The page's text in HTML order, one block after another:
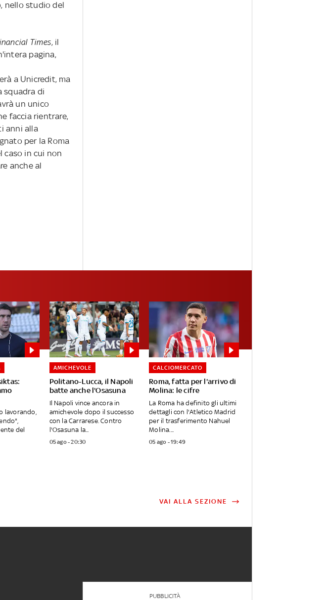
nello studio del
Times, il
pagina,
a Unicredit, ma
squadra di
un unico
faccia rientrare,
anni alla
per la Roma
caso in cui non
anche al
lavorando,
del
Politano-Lucca, il Napoli
batte anche l'Osasuna
AMICHEVOLE
Il Napoli vince ancora in
amichevole dopo il successo
con la Carrarese. Contro
l'Osasuna la...
05 ago - 20:30
Roma, fatta per l'arrivo di
Molina: le cifre
CALCIOMERCATO
La Roma ha definito gli ultimi
dettagli con l'Atletico Madrid
per il trasferimento Nahuel
Molina....
05 ago - 19:49
VAI ALLA SEZIONE
PUBBLICITÀ